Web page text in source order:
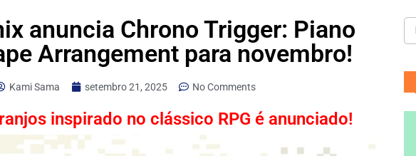
anuncia Chrono Trigger: Piano
Arrangement para novembro!
Kami Sama setembro 21, 2025 No Comments
inspirado no clássico RPG é anunciado!